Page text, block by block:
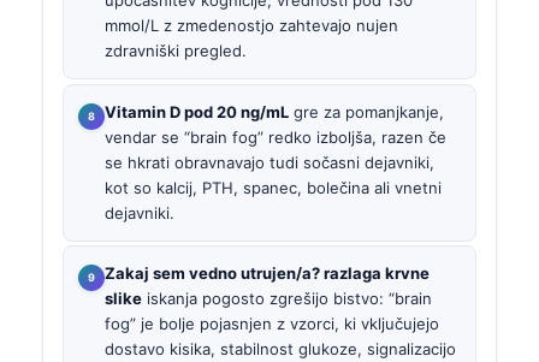
mmol/L z zmedenostjo zahtevajo nujen
zdravniški pregled.
Vitamin D pod 20 ng/mL gre za pomanjkanje,
vendar se “brain fog” redko izboljša, razen če
se hkrati obravnavajo tudi sočasni dejavniki,
kot so kalcij, PTH, spanec, bolečina ali vnetni
dejavniki.
Zakaj sem vedno utrujen/a? razlaga krvne
slike iskanja pogosto zgrešijo bistvo: “brain
fog” je bolje pojasnjen z vzorci, ki vključujejo
dostavo kisika, stabilnost glukoze, signalizacijo